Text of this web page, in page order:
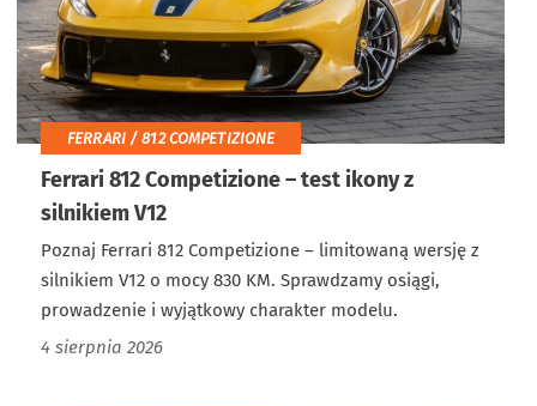
FERRARI / 812 COMPETIZIONE
Ferrari 812 Competizione – test ikony z
silnikiem V12
Poznaj Ferrari 812 Competizione – limitowaną wersję z
silnikiem V12 o mocy 830 KM. Sprawdzamy osiągi,
prowadzenie i wyjątkowy charakter modelu.
4 sierpnia 2026